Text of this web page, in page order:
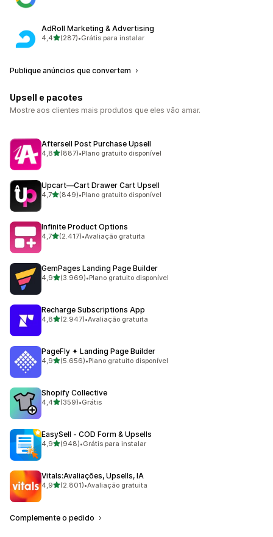
AdRoll Marketing & Advertising
4,4de 5 estrelas
(287)
287 avaliações ao todo
•Grátis para instalar
Publique anúncios que convertem
Upsell e pacotes
Mostre aos clientes mais produtos que eles vão amar.
Aftersell Post Purchase Upsell
4,8de 5 estrelas
(887)
887 avaliações ao todo
•Plano gratuito disponível
Upcart—Cart Drawer Cart Upsell
4,7de 5 estrelas
(849)
849 avaliações ao todo
•Plano gratuito disponível
Infinite Product Options
4,7de 5 estrelas
(2.417)
2417 avaliações ao todo
•Avaliação gratuita
GemPages Landing Page Builder
4,9de 5 estrelas
(3.969)
3969 avaliações ao todo
•Plano gratuito disponível
Recharge Subscriptions App
4,8de 5 estrelas
(2.947)
2947 avaliações ao todo
•Avaliação gratuita
PageFly ✦ Landing Page Builder
4,9de 5 estrelas
(5.656)
5656 avaliações ao todo
•Plano gratuito disponível
Shopify Collective
4,4de 5 estrelas
(359)
359 avaliações ao todo
•Grátis
EasySell ‑ COD Form & Upsells
4,9de 5 estrelas
(948)
948 avaliações ao todo
•Grátis para instalar
Vitals:Avaliações, Upsells, IA
4,9de 5 estrelas
(2.801)
2801 avaliações ao todo
•Avaliação gratuita
Complemente o pedido